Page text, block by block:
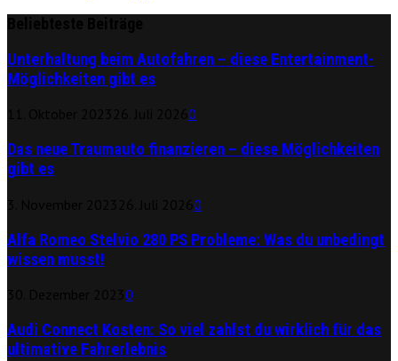
Unterhaltung beim Autofahren – diese Entertainment-
Möglichkeiten gibt es
0
Das neue Traumauto finanzieren – diese Möglichkeiten
gibt es
0
Alfa Romeo Stelvio 280 PS Probleme: Was du unbedingt
wissen musst!
0
Audi Connect Kosten: So viel zahlst du wirklich für das
ultimative Fahrerlebnis